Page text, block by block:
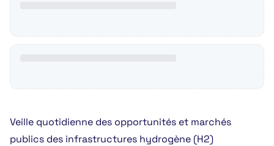
Veille quotidienne des opportunités et marchés
publics des infrastructures hydrogène (H2)